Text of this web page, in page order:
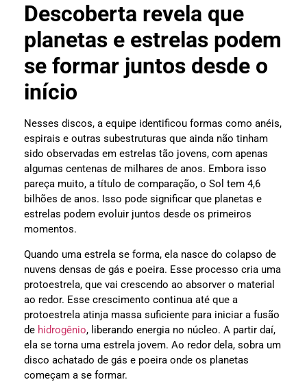
Descoberta revela que
planetas e estrelas podem
se formar juntos desde o
início
Nesses discos, a equipe identificou formas como anéis,
espirais e outras subestruturas que ainda não tinham
sido observadas em estrelas tão jovens, com apenas
algumas centenas de milhares de anos. Embora isso
pareça muito, a título de comparação, o Sol tem 4,6
bilhões de anos. Isso pode significar que planetas e
estrelas podem evoluir juntos desde os primeiros
momentos.
Quando uma estrela se forma, ela nasce do colapso de
nuvens densas de gás e poeira. Esse processo cria uma
protoestrela, que vai crescendo ao absorver o material
ao redor. Esse crescimento continua até que a
protoestrela atinja massa suficiente para iniciar a fusão
de hidrogênio, liberando energia no núcleo. A partir daí,
ela se torna uma estrela jovem. Ao redor dela, sobra um
disco achatado de gás e poeira onde os planetas
começam a se formar.